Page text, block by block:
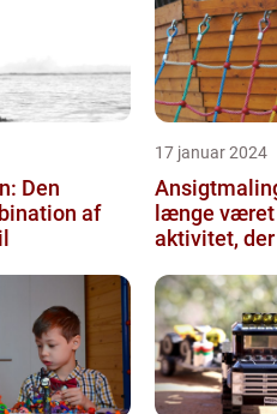
Den
af
17 januar 2024
længe
aktivitet,